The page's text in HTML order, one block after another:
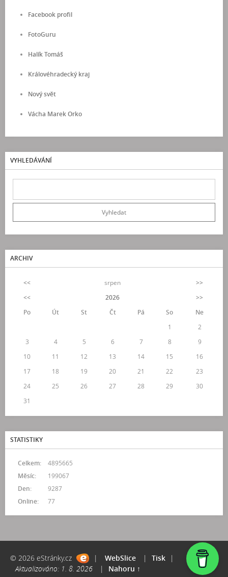
Facebook profil
FotoGuru
Halík Tomáš
Královéhradecký kraj
Nový svět
Vácha Marek Orko
VYHLEDÁVÁNÍ
ARCHIV
<< srpen
>>
<<
2026
>>
Po
Út St Čt Pá So
Ne
1
2
3
4 5 6 7 8
9
10
11 12 13 14 15
16
17
18 19 20 21 22
23
24
25 26 27 28 29
30
31
STATISTIKY
Online: 77
Celkem:
4895665
Měsíc:
199067
Den:
9287
© 2026 eStránky.cz | WebSlice | Tisk
|
Aktualizováno: 1. 8. 2026
| Nahoru ↑